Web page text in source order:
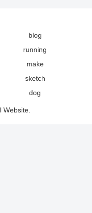
blog
running
make
sketch
dog
Website.